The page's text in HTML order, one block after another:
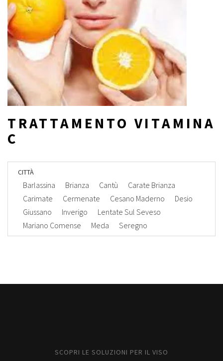
TRATTAMENTO VITAMINA
C
CITTÀ
Barlassina Brianza Cantù
Carate Brianza
Carimate
Cermenate Cesano Maderno
Desio
Giussano
Inverigo
Lentate Sul Seveso
Mariano Comense
Meda Seregno
SCOPRI LE SOLUZIONI PER IL VISO